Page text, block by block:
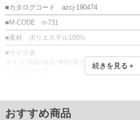
■カタログコード azcj-190474
■M-CODE n-731
■素材 ポリエステル100%
■サイズ表
サイズ/肩幅/袖丈/胸囲/着丈
6L/54/68/138/77
単位はcm
続きを見る＋
おすすめ商品